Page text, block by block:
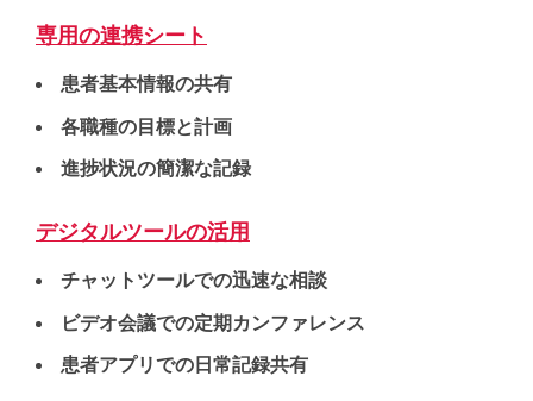
専用の連携シート
患者基本情報の共有
各職種の目標と計画
進捗状況の簡潔な記録
デジタルツールの活用
チャットツールでの迅速な相談
ビデオ会議での定期カンファレンス
患者アプリでの日常記録共有